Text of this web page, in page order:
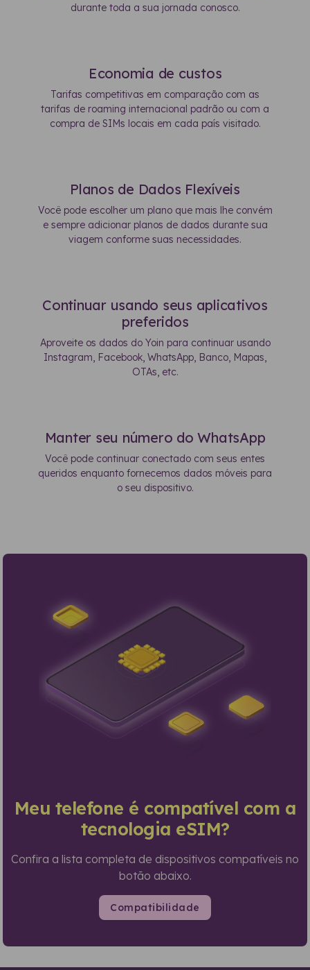
durante toda a sua jornada conosco.
Economia de custos
Tarifas competitivas em comparação com as
tarifas de roaming internacional padrão ou com a
compra de SIMs locais em cada país visitado.
Planos de Dados Flexíveis
Você pode escolher um plano que mais lhe convém
e sempre adicionar planos de dados durante sua
viagem conforme suas necessidades.
Continuar usando seus aplicativos
preferidos
Aproveite os dados do Yoin para continuar usando
Instagram, Facebook, WhatsApp, Banco, Mapas,
OTAs, etc.
Manter seu número do WhatsApp
Você pode continuar conectado com seus entes
queridos enquanto fornecemos dados móveis para
o seu dispositivo.
Meu telefone é compatível com a
tecnologia eSIM?
Confira a lista completa de dispositivos compatíveis no
botão abaixo.
Compatibilidade